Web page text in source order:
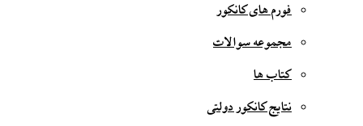
فورم های کانکور
مجموعه سوالات
کتاب ها
نتایج کانکور دولتی